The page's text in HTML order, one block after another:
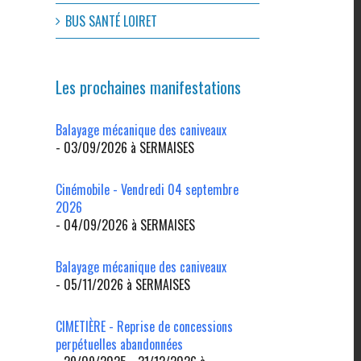
BUS SANTÉ LOIRET
Les prochaines manifestations
Balayage mécanique des caniveaux
- 03/09/2026 à SERMAISES
Cinémobile - Vendredi 04 septembre
2026
- 04/09/2026 à SERMAISES
Balayage mécanique des caniveaux
- 05/11/2026 à SERMAISES
CIMETIÈRE - Reprise de concessions
perpétuelles abandonnées